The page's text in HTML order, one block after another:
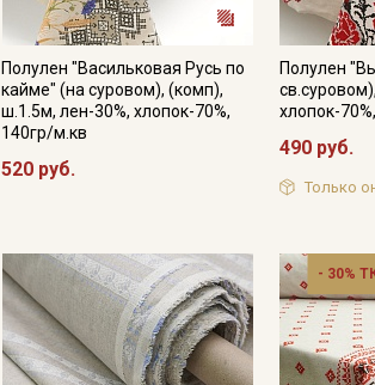
Полулен "Васильковая Русь по
кайме" (на суровом), (комп),
ш.1.5м, лен-30%, хлопок-70%,
140гр/м.кв
520 руб.
Полулен
хлопок-
490 руб.
Только
- 30%
Ознакомлен(а) с
данных
и даю
Согласие на
информационных